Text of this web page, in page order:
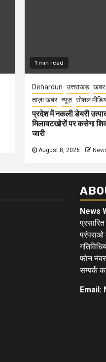
1 min read
Dehardun उत्तराखंड खबर
ताज़ा ख़बर न्यूज़ सोशल
प्रदेश में नकली डेयरी
मिलावटखोरों पर कसेगा
जारी
August 8, 2026
News
परंपराओ
फोन
सम्पर्क
Email: